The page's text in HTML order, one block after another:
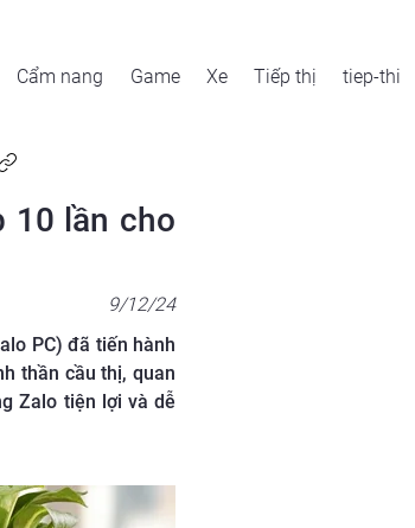
Cẩm nang Game Xe Tiếp thị tiep-thi
10 lần cho
9/12/24
PC) đã tiến hành
thần cầu thị, quan
Zalo tiện lợi và dễ